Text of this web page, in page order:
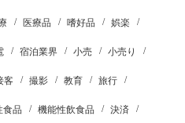
医療品 嗜好品 娯楽
宿泊業界 小売 小売り
客 撮影 教育 旅行
食品 機能性飲食品 決済